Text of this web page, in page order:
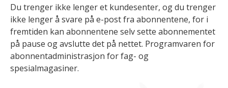
Du trenger ikke lenger et kundesenter, og du trenger
ikke lenger å svare på e-post fra abonnentene, for i
fremtiden kan abonnentene selv sette abonnementet
på pause og avslutte det på nettet. Programvaren for
abonnentadministrasjon for fag- og
spesialmagasiner.